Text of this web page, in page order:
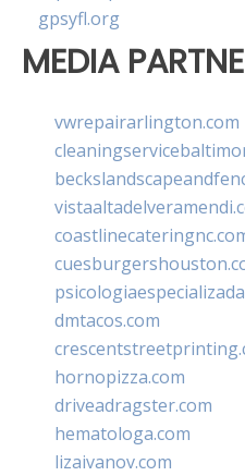
gpsyfl.org
MEDIA
vwrepairarlington.com
dmtacos.com
hornopizza.com
driveadragster.com
hematologa.com
lizaivanov.com